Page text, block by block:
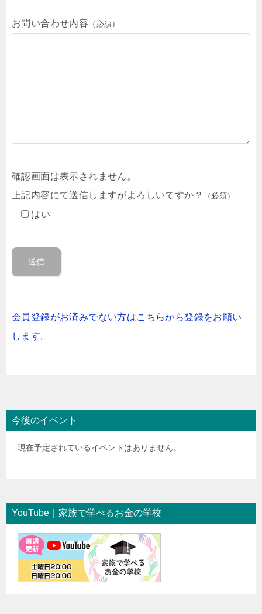
お問い合わせ内容 （必須）
確認画面は表示されません。
上記内容にて送信しますがよろしいですか？
（必須）
はい
会員登録がお済みでない方はこちらから登録をお願い
します。
今後のイベント
現在予定されているイベントはありません。
YouTube｜家族で学べるお金の学校